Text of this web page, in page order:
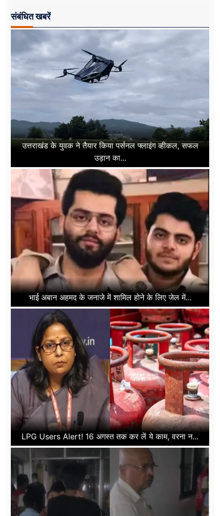
संबंधित खबरें
उत्तराखंड के युवक ने तैयार किया पर्सनल फ्लाइंग व्हीकल, सफल
उड़ान का...
भाई अबान अहमद के जनाजे में शामिल होने के लिए जेल में...
LPG Users Alert! 16 अगस्त तक कर लें ये काम, वरना न...